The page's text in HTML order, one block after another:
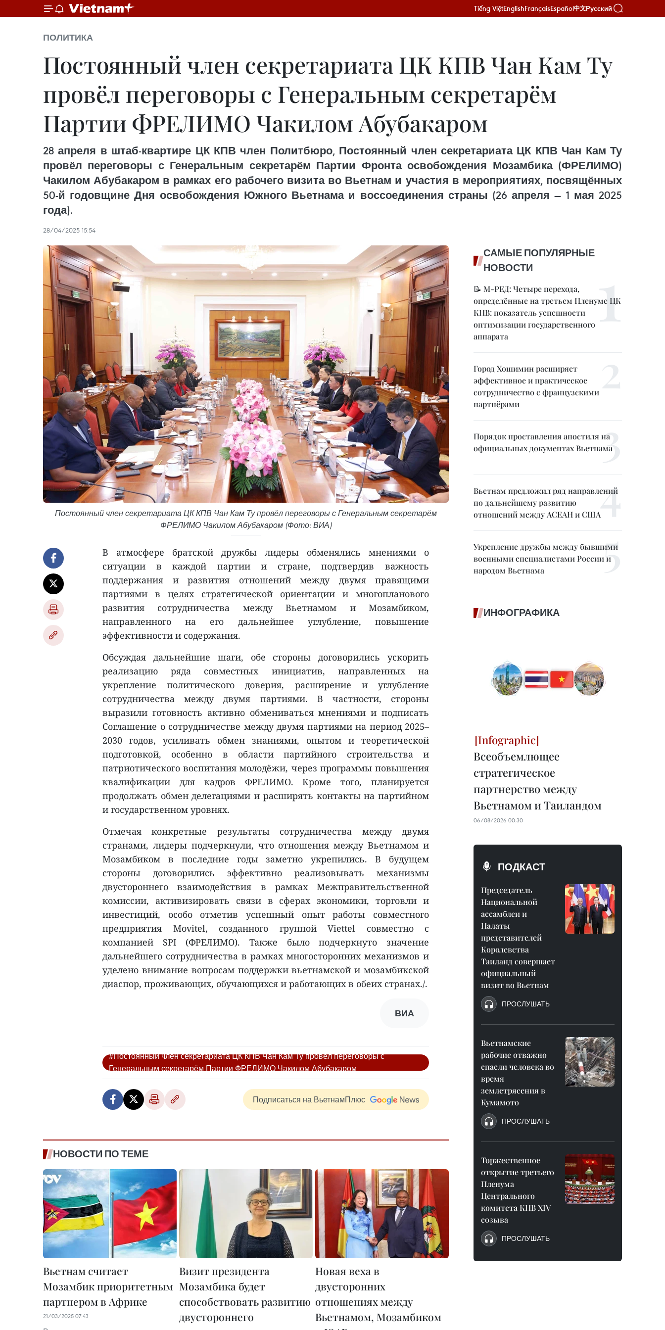
Tiếng ViệtEnglishFrançaisEspañol中文Русский
ПОЛИТИКА
Постоянный член секретариата ЦК КПВ Чан Кам Ту
провёл переговоры с Генеральным секретарём
Партии ФРЕЛИМО Чакилом Абубакаром
28 апреля в штаб-квартире ЦК КПВ член Политбюро, Постоянный член секретариата ЦК КПВ Чан Кам Ту
провёл переговоры с Генеральным секретарём Партии Фронта освобождения Мозамбика (ФРЕЛИМО)
Чакилом Абубакаром в рамках его рабочего визита во Вьетнам и участия в мероприятиях, посвящённых
50-й годовщине Дня освобождения Южного Вьетнама и воссоединения страны (26 апреля — 1 мая 2025
года).
28/04/2025 15:54
Постоянный член секретариата ЦК КПВ Чан Кам Ту провёл переговоры с Генеральным секретарём
ФРЕЛИМО Чакилом Абубакаром (Фото: ВИА)
В атмосфере братской дружбы лидеры обменялись мнениями о
ситуации в каждой партии и стране, подтвердив важность
поддержания и развития отношений между двумя правящими
партиями в целях стратегической ориентации и многопланового
развития сотрудничества между Вьетнамом и Мозамбиком,
направленного на его дальнейшее углубление, повышение
эффективности и содержания.
Обсуждая дальнейшие шаги, обе стороны договорились ускорить
реализацию ряда совместных инициатив, направленных на
укрепление политического доверия, расширение и углубление
сотрудничества между двумя партиями. В частности, стороны
выразили готовность активно обмениваться мнениями и подписать
Соглашение о сотрудничестве между двумя партиями на период 2025–
2030 годов, усиливать обмен знаниями, опытом и теоретической
подготовкой, особенно в области партийного строительства и
патриотического воспитания молодёжи, через программы повышения
квалификации для кадров ФРЕЛИМО. Кроме того, планируется
продолжать обмен делегациями и расширять контакты на партийном
и государственном уровнях.
Отмечая конкретные результаты сотрудничества между двумя
странами, лидеры подчеркнули, что отношения между Вьетнамом и
Мозамбиком в последние годы заметно укрепились. В будущем
стороны договорились эффективно реализовывать механизмы
двустороннего взаимодействия в рамках Межправительственной
комиссии, активизировать связи в сферах экономики, торговли и
инвестиций, особо отметив успешный опыт работы совместного
предприятия Movitel, созданного группой Viettel совместно с
компанией SPI (ФРЕЛИМО). Также было подчеркнуто значение
дальнейшего сотрудничества в рамках многосторонних механизмов и
уделено внимание вопросам поддержки вьетнамской и мозамбикской
диаспор, проживающих, обучающихся и работающих в обеих странах./.
ВИА
#Постоянный член секретариата ЦК КПВ Чан Кам Ту провёл переговоры с
Генеральным секретарём Партии ФРЕЛИМО Чакилом Абубакаром
Подписаться на ВьетнамПлюс
НОВОСТИ ПО ТЕМЕ
Вьетнам считает
Мозамбик приоритетным
партнером в Африке
21/03/2025 07:43
Визит президента
Мозамбика будет
способствовать развитию
двустороннего
Новая веха в
двусторонних
отношениях между
Вьетнамом, Мозамбиком
САМЫЕ ПОПУЛЯРНЫЕ
НОВОСТИ
📝 М-РЕД: Четыре перехода,
определённые на третьем Пленуме ЦК
КПВ: показатель успешности
оптимизации государственного
аппарата
Город Хошимин расширяет
эффективное и практическое
сотрудничество с французскими
партнёрами
Порядок проставления апостиля на
официальных документах Вьетнама
Вьетнам предложил ряд направлений
по дальнейшему развитию
отношений между АСЕАН и США
Укрепление дружбы между бывшими
военными специалистами России и
народом Вьетнама
ИНФОГРАФИКА
Всеобъемлющее
стратегическое
партнерство между
Вьетнамом и Таиландом
06/08/2026 00:30
ПОДКАСТ
Председатель
Национальной
ассамблеи и
Палаты
представителей
Королевства
Таиланд совершает
официальный
визит во Вьетнам
ПРОСЛУШАТЬ
Вьетнамские
рабочие отважно
спасли человека во
время
землетрясения в
Кумамото
ПРОСЛУШАТЬ
Торжественное
открытие третьего
Пленума
Центрального
комитета КПВ XIV
созыва
ПРОСЛУШАТЬ